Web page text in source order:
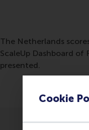
Cookie
The Netherlands
ScaleUp Dashboard of
presented.